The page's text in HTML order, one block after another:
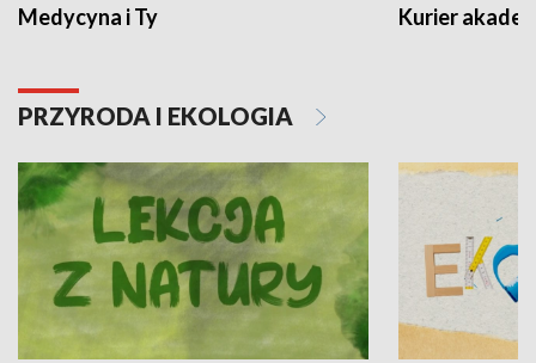
Medycyna i Ty Kurier
PRZYRODA I EKOLOGIA